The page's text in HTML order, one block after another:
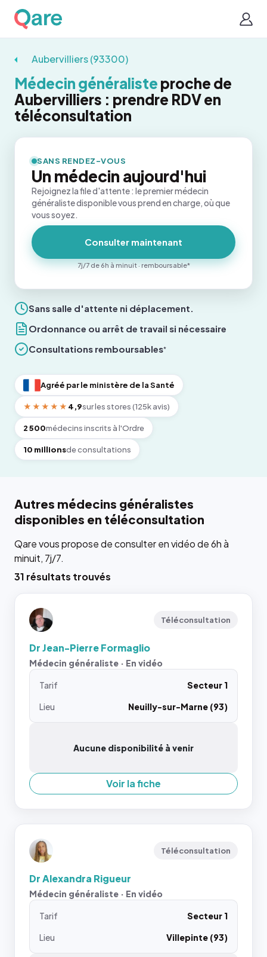
Aubervilliers (93300)
Médecin généraliste proche de
Aubervilliers : prendre RDV en
téléconsultation
Sans salle d'attente ni déplacement.
Ordonnance ou arrêt de travail si nécessaire
Consultations remboursables*
Agréé par le ministère de la Santé
★★★★★ 4,9sur les stores (125k avis)
2 500médecins inscrits à l'Ordre
10 millionsde consultations
SANS RENDEZ-VOUS
Un médecin aujourd'hui
Rejoignez la file d'attente : le premier médecin
généraliste disponible vous prend en charge, où que
vous soyez.
Consulter maintenant
7j/7 de 6h à minuit · remboursable*
Autres médecins généralistes
disponibles en téléconsultation
Qare vous propose de consulter en vidéo de 6h à
minuit, 7j/7.
31 résultats trouvés
Téléconsultation
Dr Jean-Pierre Formaglio
Médecin généraliste · En vidéo
Tarif
Secteur 1
Lieu
Neuilly-sur-Marne (93)
Aucune disponibilité à venir
Voir la fiche
Téléconsultation
Dr Alexandra Rigueur
Médecin généraliste · En vidéo
Tarif
Secteur 1
Lieu
Villepinte (93)